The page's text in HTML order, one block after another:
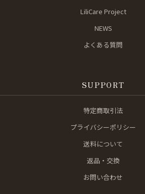
LiliCare Project
NEWS
よくある質問
SUPPORT
特定商取引法
プライバシーポリシー
送料について
返品・交換
お問い合わせ